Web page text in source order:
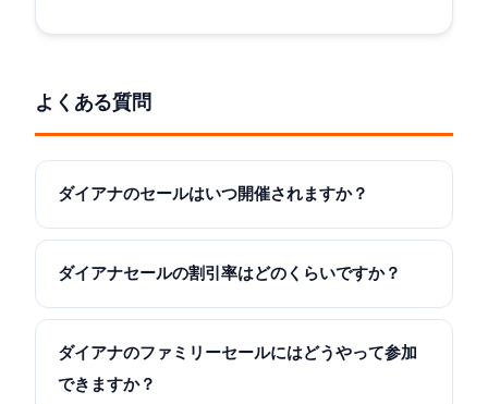
よくある質問
ダイアナのセールはいつ開催されますか？
ダイアナセールの割引率はどのくらいですか？
ダイアナのファミリーセールにはどうやって参加
できますか？